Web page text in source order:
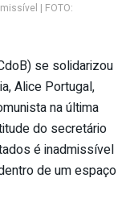
| FOTO:
se solidarizou
Alice Portugal,
na última
do secretário
é inadmissível
de um espaço